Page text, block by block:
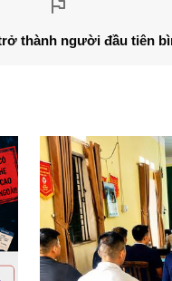
thành người đầu tiên